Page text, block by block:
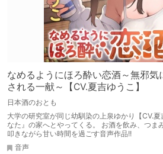
なめるようにほろ酔い恋酒～無邪
される一献～【CV.夏吉ゆうこ】
日本酒のおとも
大学の研究室が同じ幼馴染の上泉ゆかり【CV.
なた』の家へとやってくる。 お酒を飲み、つま
叩きながら甘い時間を過ごす音声作品!!
音声